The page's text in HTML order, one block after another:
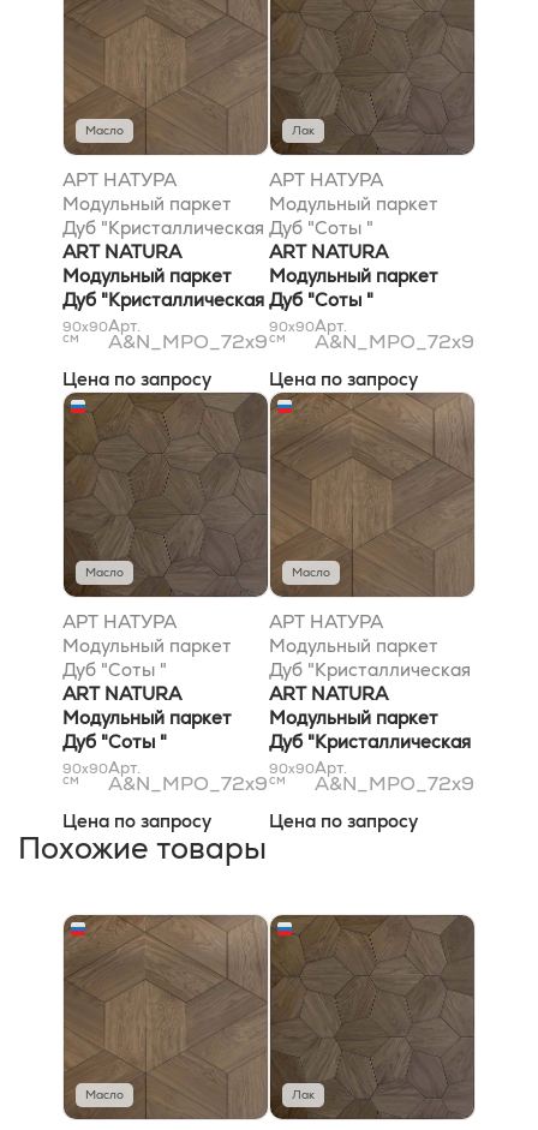
Масло
АРТ НАТУРА
Модульный паркет
Дуб "Кристаллическая
решётка "
72х900х900 цвет по
согласованному
образцу, Селект
(Селект) Масло
ART NATURA
Модульный паркет
Дуб "Кристаллическая
решётка "
72х900х900 цвет по
согласованному
образцу, Селект
(Select) Масло
90x90
см
Арт.
A&N_MPO_72x900x900_2.4
Цена по запросу
Лак
АРТ НАТУРА
Модульный паркет
Дуб "Соты "
72х900х900 цвет по
согласованному
образцу, Рустик
(Рустик) Лак
ART NATURA
Модульный паркет
Дуб "Соты "
72х900х900 цвет по
согласованному
образцу, Рустик
(Rustic) Лак
90x90
см
Арт.
Цена по запросу
Масло
АРТ НАТУРА
Модульный паркет
Дуб "Соты "
72х900х900 цвет по
согласованному
образцу, Селект
(Селект) Масло
ART NATURA
Модульный паркет
Дуб "Соты "
72х900х900 цвет по
согласованному
образцу, Селект
(Select) Масло
90x90
см
Арт.
A&N_MPO_72x900x900_3.4
Цена по запросу
Масло
АРТ НАТУРА
Модульный паркет
Дуб "Кристаллическая
решётка "
72х900х900 цвет по
согласованному
образцу, Натур
(матовый) Масло
ART NATURA
Модульный паркет
Дуб "Кристаллическая
решётка "
72х900х900 цвет по
согласованному
образцу, Натур
90x90
см
Арт.
Цена по запросу
Похожие товары
Масло Лак